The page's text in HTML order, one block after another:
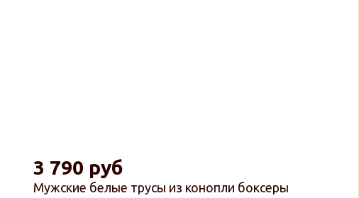
Мужские белые трусы из конопли боксеры
3 790 руб